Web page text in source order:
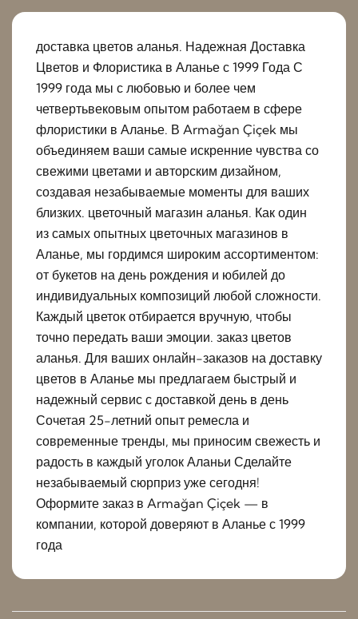
доставка цветов аланья. Надежная Доставка
Цветов и Флористика в Аланье с 1999 Года С
1999 года мы с любовью и более чем
четвертьвековым опытом работаем в сфере
флористики в Аланье. В Armağan Çiçek мы
объединяем ваши самые искренние чувства со
свежими цветами и авторским дизайном,
создавая незабываемые моменты для ваших
близких. цветочный магазин аланья. Как один
из самых опытных цветочных магазинов в
Аланье, мы гордимся широким ассортиментом:
от букетов на день рождения и юбилей до
индивидуальных композиций любой сложности.
Каждый цветок отбирается вручную, чтобы
точно передать ваши эмоции. заказ цветов
аланья. Для ваших онлайн-заказов на доставку
цветов в Аланье мы предлагаем быстрый и
надежный сервис с доставкой день в день
Сочетая 25-летний опыт ремесла и
современные тренды, мы приносим свежесть и
радость в каждый уголок Аланьи Сделайте
незабываемый сюрприз уже сегодня!
Оформите заказ в Armağan Çiçek — в
компании, которой доверяют в Аланье с 1999
года